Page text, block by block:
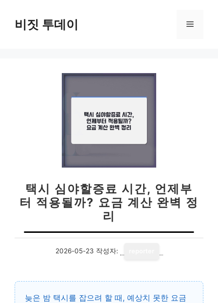
비짓 투데이 메
택시 심야할증료 시간, 언제부
터 적용될까? 요금 계산 완벽 정
리
2026-05-23 작성자:
늦은 밤 택시를 잡으려 할 때, 예상치 못한 요금